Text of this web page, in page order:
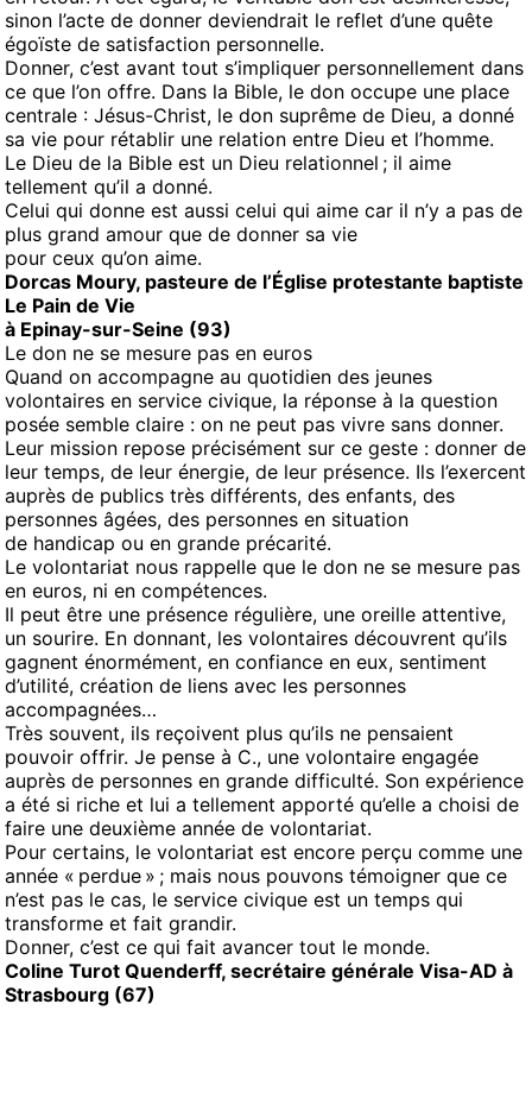
sinon l’acte de donner deviendrait le reflet d’une quête
égoïste de satisfaction personnelle.
Donner, c’est avant tout s’impliquer personnellement dans
ce que l’on offre. Dans la Bible, le don occupe une place
centrale : Jésus-Christ, le don suprême de Dieu, a donné
sa vie pour rétablir une relation entre Dieu et l’homme.
Le Dieu de la Bible est un Dieu relationnel ; il aime
tellement qu’il a donné.
Celui qui donne est aussi celui qui aime car il n’y a pas de
plus grand amour que de donner sa vie
pour ceux qu’on aime.
Dorcas Moury, pasteure de l’Église protestante baptiste
Le Pain de Vie
à Epinay-sur-Seine (93)
Le don ne se mesure pas en euros
Quand on accompagne au quotidien des jeunes
volontaires en service civique, la réponse à la question
posée semble claire : on ne peut pas vivre sans donner.
Leur mission repose précisément sur ce geste : donner de
leur temps, de leur énergie, de leur présence. Ils l’exercent
auprès de publics très différents, des enfants, des
personnes âgées, des personnes en situation
de handicap ou en grande précarité.
Le volontariat nous rappelle que le don ne se mesure pas
en euros, ni en compétences.
Il peut être une présence régulière, une oreille attentive,
un sourire. En donnant, les volontaires découvrent qu’ils
gagnent énormément, en confiance en eux, sentiment
d’utilité, création de liens avec les personnes
accompagnées…
Très souvent, ils reçoivent plus qu’ils ne pensaient
pouvoir offrir. Je pense à C., une volontaire engagée
auprès de personnes en grande difficulté. Son expérience
a été si riche et lui a tellement apporté qu’elle a choisi de
faire une deuxième année de volontariat.
Pour certains, le volontariat est encore perçu comme une
année « perdue » ; mais nous pouvons témoigner que ce
n’est pas le cas, le service civique est un temps qui
transforme et fait grandir.
Donner, c’est ce qui fait avancer tout le monde.
Coline Turot Quenderff, secrétaire générale Visa-AD à
Strasbourg (67)